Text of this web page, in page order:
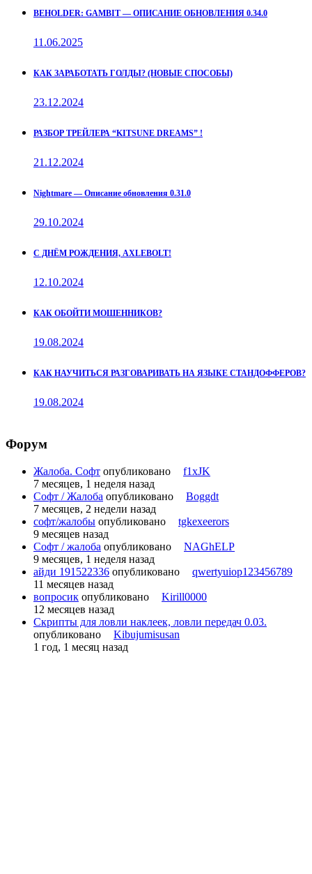
BEHOLDER: GAMBIT — ОПИСАНИЕ ОБНОВЛЕНИЯ 0.34.0
11.06.2025
КАК ЗАРАБОТАТЬ ГОЛДЫ? (НОВЫЕ СПОСОБЫ)
23.12.2024
РАЗБОР ТРЕЙЛЕРА “KITSUNE DREAMS” !
21.12.2024
Nightmare — Описание обновления 0.31.0
29.10.2024
С ДНЁМ РОЖДЕНИЯ, AXLEBOLT!
12.10.2024
КАК ОБОЙТИ МОШЕННИКОВ?
19.08.2024
КАК НАУЧИТЬСЯ РАЗГОВАРИВАТЬ НА ЯЗЫКЕ СТАНДОФФЕРОВ?
19.08.2024
Форум
Жалоба. Софт опубликовано
f1xJK
7 месяцев, 1 неделя назад
Софт / Жалоба опубликовано
Boggdt
7 месяцев, 2 недели назад
софт/жалобы опубликовано
tgkexeerors
9 месяцев назад
Софт / жалоба опубликовано
NAGhELP
9 месяцев, 1 неделя назад
айди 191522336 опубликовано
qwertyuiop123456789
11 месяцев назад
вопросик опубликовано
Kirill0000
12 месяцев назад
Скрипты для ловли наклеек, ловли передач 0.03.
опубликовано
Kibujumisusan
1 год, 1 месяц назад